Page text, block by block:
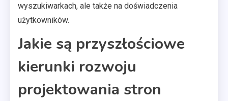
wyszukiwarkach, ale także na doświadczenia
użytkowników.
Jakie są przyszłościowe
kierunki rozwoju
projektowania stron